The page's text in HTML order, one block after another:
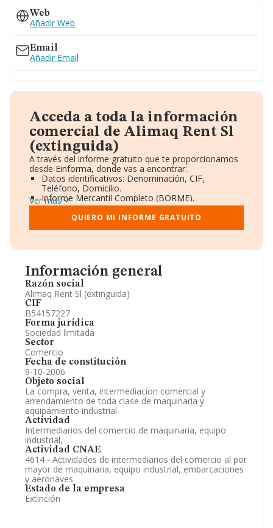
Información general
Razón social
Alimaq Rent Sl (extinguida)
CIF
B54157227
Forma jurídica
Sociedad limitada
Sector
Comercio
Fecha de constitución
9-10-2006
Objeto social
La compra, venta, intermediacion comercial y
arrendamiento de toda clase de maquinaria y
equipamiento industrial
Actividad
Intermediarios del comercio de maquinaria, equipo
industrial,
Actividad CNAE
4614 - Actividades de intermediarios del comercio al por
mayor de maquinaria, equipo industrial, embarcaciones
y aeronaves
Estado de la empresa
Extinción
Web
Añadir Web
Email
Añadir Email
Acceda a toda la información
comercial de Alimaq Rent Sl
(extinguida)
A través del informe gratuito que te proporcionamos
desde Einforma, donde vas a encontrar:
Datos identificativos: Denominación, CIF,
Teléfono, Domicilio.
Informe Mercantil Completo (BORME).
Gráficos de Evolución Ventas y Empleados.
Consejo de Administración y Administradores.
Directivos y Ejecutivos.
Información oficial y registral complementaria.
Ver más
QUIERO MI INFORME GRATUITO